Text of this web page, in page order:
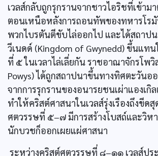
เวลส์กลับถูกรุกรานจากชาวไอริชที่เข้าม
ตอนเหนือหลังการถอนทัพของทหารโร
พวกไบรตันตีขับไล่ออกไป และได้สถาป
วีเนดด์ (Kingdom of Gwynedd) ขึ้นแท
ที่ ๕ ในเวลาไล่เลี่ยกัน ราชอาณาจักรโพ
Powys) ได้ถูกสถาปนาขึ้นทางทิศตะวันอ
จากการรุกรานของอนารยชนเผ่าแองเ
ทำให้คริสต์ศาสนาในเวลส์รุ่งเรืองถึงขีด
ศตวรรษที่ ๕–๗ มีการสร้างโบสถ์และวิห
นักบวชก็ออกเผยแผ่ศาสนา
ระหว่างคริสต์ศตวรรษที่ ๘–๑๑ เวลส์ปร